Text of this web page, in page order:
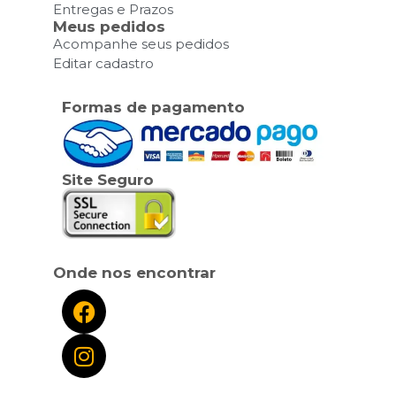
Entregas e Prazos
Meus pedidos
Acompanhe seus pedidos
Editar cadastro
Formas de pagamento
Site Seguro
Onde nos encontrar